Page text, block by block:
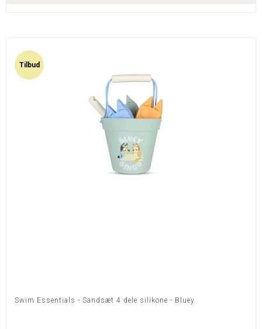
Tilbud
Swim Essentials - Sandsæt 4 dele silikone - Bluey